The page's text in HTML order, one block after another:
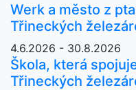
Werk a město z
Třineckých
4.6.2026 - 30.8.2026
Škola, která
Třineckých